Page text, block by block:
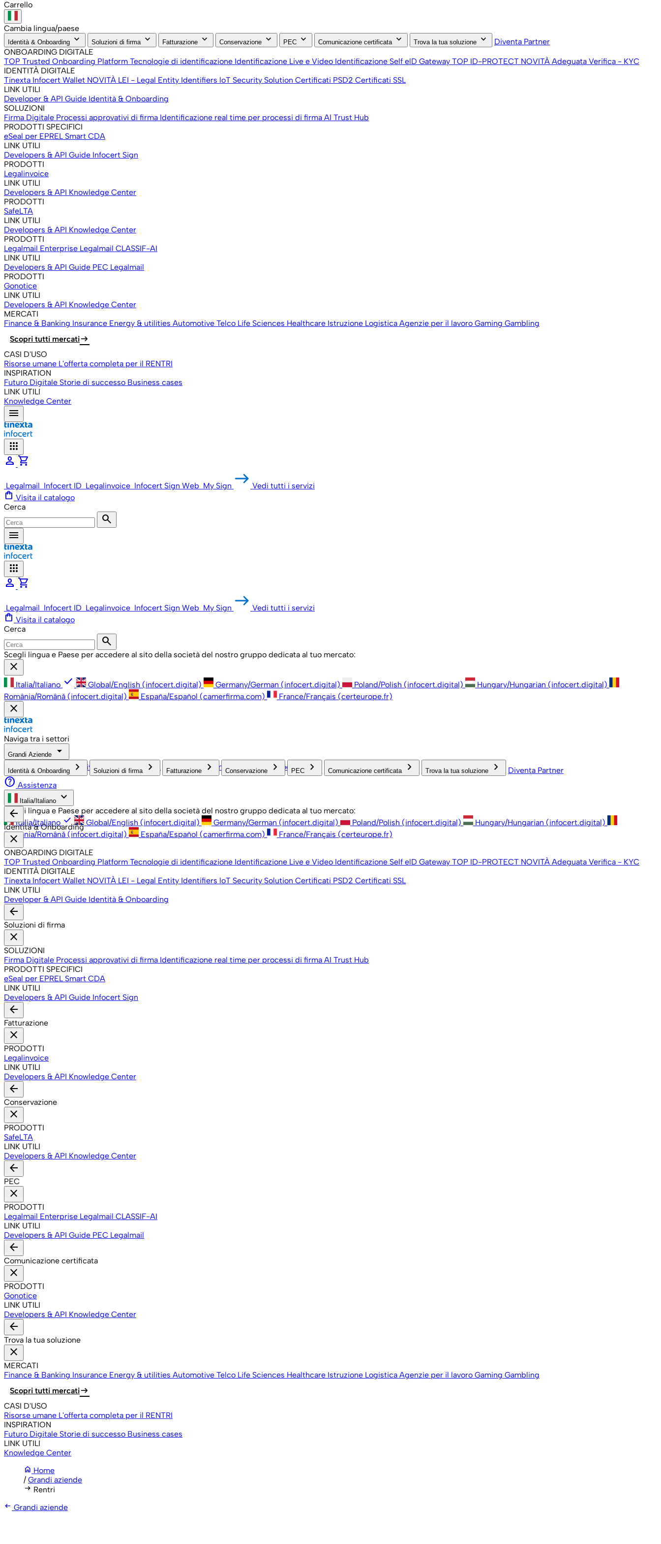
Carrello
Cambia lingua/paese
Identità & Onboarding keyboard_arrow_down Soluzioni di firma keyboard_arrow_down Fatturazione keyboard_arrow_down Conservazione keyboard_arrow_down PEC keyboard_arrow_down Comunicazione certificata keyboard_arrow_down Trova la tua soluzione keyboard_arrow_down
Diventa Partner
ONBOARDING DIGITALE
TOP Trusted Onboarding Platform Tecnologie di identificazione Identificazione Live e Video Identificazione Self elD Gateway TOP ID-PROTECT NOVITÀ Adeguata Verifica - KYC
IDENTITÀ DIGITALE
Tinexta Infocert Wallet NOVITÀ LEI - Legal Entity Identifiers loT Security Solution Certificati PSD2 Certificati SSL
LINK UTILI
Developer & API Guide Identità & Onboarding
SOLUZIONI
Firma Digitale Processi approvativi di firma Identificazione real time per processi di firma AI Trust Hub
PRODOTTI SPECIFICI
eSeal per EPREL Smart CDA
LINK UTILI
Developers & API Guide Infocert Sign
PRODOTTI
Legalinvoice
LINK UTILI
Developers & API Knowledge Center
PRODOTTI
SafeLTA
LINK UTILI
Developers & API Knowledge Center
PRODOTTI
Legalmail Enterprise Legalmail CLASSIF-AI
LINK UTILI
Developers & API Guide PEC Legalmail
PRODOTTI
Gonotice
LINK UTILI
Developers & API Knowledge Center
MERCATI
Finance & Banking Insurance Energy & utilities Automotive Telco Life Sciences Healthcare Istruzione Logistica Agenzie per il lavoro Gaming Gambling
Scopri tutti mercatiarrow_right_alt
CASI D'USO
Risorse umane L'offerta completa per il RENTRI
INSPIRATION
Futuro Digitale Storie di successo Business cases
LINK UTILI
Knowledge Center
menu
apps
person shopping_cart
Legalmail Infocert ID Legalinvoice Infocert Sign Web My Sign Vedi tutti i servizi
shopping_bag Visita il catalogo
Cerca
search
menu
apps
person shopping_cart
Legalmail Infocert ID Legalinvoice Infocert Sign Web My Sign Vedi tutti i servizi
shopping_bag Visita il catalogo
Cerca
search
Scegli lingua e Paese per accedere al sito della società del nostro gruppo dedicata al tuo mercato:
close
Italia/Italiano check Global/English (infocert.digital) Germany/German (infocert.digital) Poland/Polish (infocert.digital)
Hungary/Hungarian (infocert.digital)
România/Română (infocert.digital)
España/Español (camerfirma.com) France/Français (certeurope.fr)
close
Naviga tra i settori
Grandi Aziende arrow_drop_down
PMI, Professionisti e Privati Grandi Aziende check Pubblica Amministrazione Associazioni
Identità & Onboarding keyboard_arrow_right Soluzioni di firma keyboard_arrow_right Fatturazione keyboard_arrow_right Conservazione keyboard_arrow_right PEC keyboard_arrow_right Comunicazione certificata keyboard_arrow_right Trova la tua soluzione keyboard_arrow_right Diventa Partner
help Assistenza
Italia/Italiano keyboard_arrow_down
Scegli lingua e Paese per accedere al sito della società del nostro gruppo dedicata al tuo mercato:
Italia/Italiano check Global/English (infocert.digital) Germany/German (infocert.digital) Poland/Polish (infocert.digital)
Hungary/Hungarian (infocert.digital)
România/Română (infocert.digital)
España/Español (camerfirma.com) France/Français (certeurope.fr)
arrow_back
Identità & Onboarding
close
ONBOARDING DIGITALE
TOP Trusted Onboarding Platform Tecnologie di identificazione Identificazione Live e Video Identificazione Self elD Gateway TOP ID-PROTECT NOVITÀ Adeguata Verifica - KYC
IDENTITÀ DIGITALE
Tinexta Infocert Wallet NOVITÀ LEI - Legal Entity Identifiers loT Security Solution Certificati PSD2 Certificati SSL
LINK UTILI
Developer & API Guide Identità & Onboarding
arrow_back
Soluzioni di firma
close
SOLUZIONI
Firma Digitale Processi approvativi di firma Identificazione real time per processi di firma AI Trust Hub
PRODOTTI SPECIFICI
eSeal per EPREL Smart CDA
LINK UTILI
Developers & API Guide Infocert Sign
arrow_back
Fatturazione
close
PRODOTTI
Legalinvoice
LINK UTILI
Developers & API Knowledge Center
arrow_back
Conservazione
close
PRODOTTI
SafeLTA
LINK UTILI
Developers & API Knowledge Center
arrow_back
PEC
close
PRODOTTI
Legalmail Enterprise Legalmail CLASSIF-AI
LINK UTILI
Developers & API Guide PEC Legalmail
arrow_back
Comunicazione certificata
close
PRODOTTI
Gonotice
LINK UTILI
Developers & API Knowledge Center
arrow_back
Trova la tua soluzione
close
MERCATI
Finance & Banking Insurance Energy & utilities Automotive Telco Life Sciences Healthcare Istruzione Logistica Agenzie per il lavoro Gaming Gambling
Scopri tutti mercatiarrow_right_alt
CASI D'USO
Risorse umane L'offerta completa per il RENTRI
INSPIRATION
Futuro Digitale Storie di successo Business cases
LINK UTILI
Knowledge Center
home Home
/ Grandi aziende
arrow_right_alt Rentri
arrow_left_alt Grandi aziende